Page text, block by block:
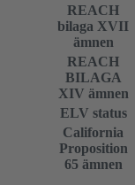
REACH
bilaga XVII
ämnen
REACH
BILAGA
XIV ämnen
ELV status
California
Proposition
65 ämnen